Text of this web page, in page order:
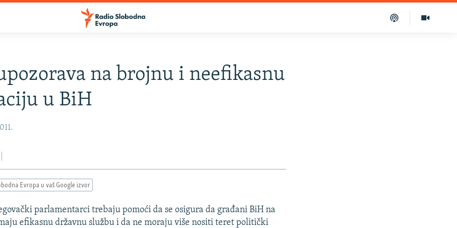
na brojnu i neefikasnu
u BiH
Evropa u vaš Google izvor
parlamentarci trebaju pomoći da se osigura da građani BiH na
efikasnu državnu službu i da ne moraju više nositi teret politički